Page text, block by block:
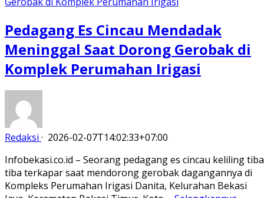
Pedagang Es Cincau Mendadak
Meninggal Saat Dorong Gerobak di
Komplek Perumahan Irigasi
Redaksi · 2026-02-07T14:02:33+07:00
Infobekasi.co.id – Seorang pedagang es cincau keliling
tiba terkapar saat mendorong gerobak dagangannya di
Kompleks Perumahan Irigasi Danita, Kelurahan Bekasi